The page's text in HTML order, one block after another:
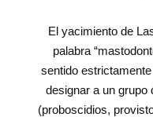
El yacimiento de
palabra
sentido
designar a un grupo
(proboscidios,